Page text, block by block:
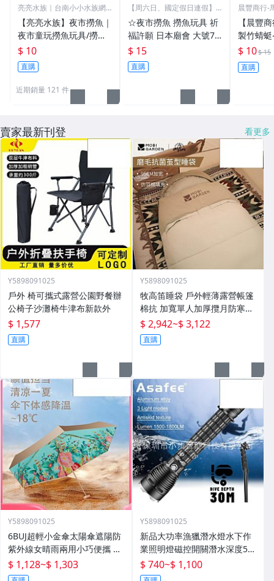
亮亮水族｜台南小小水族網
【亮亮水族】夜市撈魚｜
夜市童玩撈魚玩具/撈魚
框/撈魚網框（現貨藍
色；不含紙）。多件優惠
$ 10
直購
近期銷量 121 件
【周六日、國定假日連假】
☆夜市撈魚 撈魚玩具 祈
福許願 日本廟會 大號7c
m 超可愛迷你小金魚 洗
澡玩具 洗澡動物 新年禮
物
$ 15
直購
晨豐商行-
【晨豐
製竹蜻
製/保證
蜓-原色-
$ 10$ 15
直購
賣家最新刊登 看更多
Y5898091025
戶外 椅可攜式露營公園野餐辦
公椅子沙灘椅牛津布新款外
$ 1,577
直購
Y5898091025
牧高笛睡袋 戶外輕薄露營帳篷
棉抗 加寬單人加厚攬月防寒被
子
$ 2,942~$ 3,122
直購
Y5898091025
6BUJ超輕小金傘太陽傘遮陽防
紫外線女晴雨兩用小巧便攜 五
折傘
$ 1,128~$ 1,303
Y5898091025
新品大功率漁獵潛水燈水下作
業照明燈磁控開關潛水深度50
米高流明
$ 740~$ 1,100